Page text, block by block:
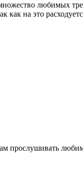
любимых
как на это